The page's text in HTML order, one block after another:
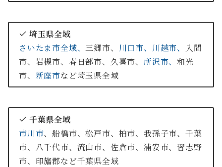
埼玉県全域
さいたま市全域、三郷市、 川口市、 川越市、
入間
市、岩槻市、春日部市、久喜市、所沢市、和光
市、 新座市など埼玉県全域
千葉県全域
市川市、船橋市、松戸市、柏市、我孫子市、千葉
市、八千代市、流山市、佐倉市、浦安市、習志野
市、印旛郡など千葉県全域